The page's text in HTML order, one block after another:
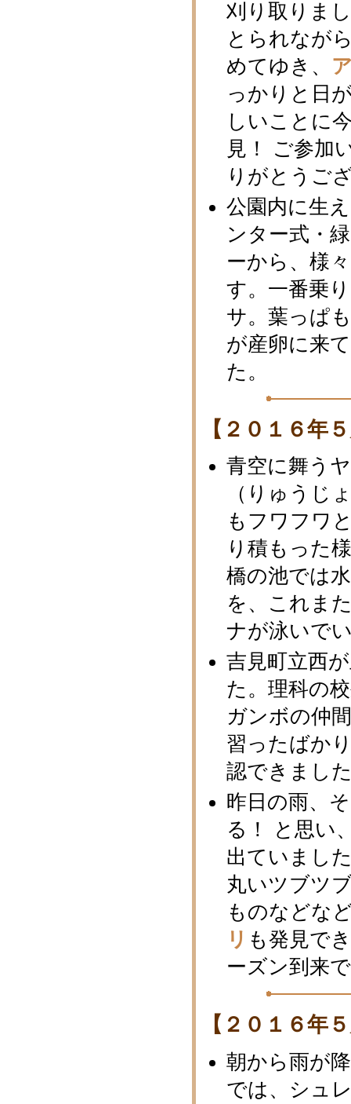
刈り取りま
とられなが
めてゆき、
っかりと日
しいことに
見！ ご参加
りがとうご
公園内に生
ンター式・
ーから、様
す。一番乗
サ。葉っぱ
が産卵に来
た。
【２０１６年
青空に舞う
（りゅうじ
もフワフワ
り積もった
橋の池では
を、これま
ナが泳いで
吉見町立西
た。理科の
ガンボの仲
習ったばか
認できまし
昨日の雨、
る！ と思い
出ていまし
丸いツブツ
ものなどな
リ も発見で
ーズン到来
【２０１６年
朝から雨が
では、シュ